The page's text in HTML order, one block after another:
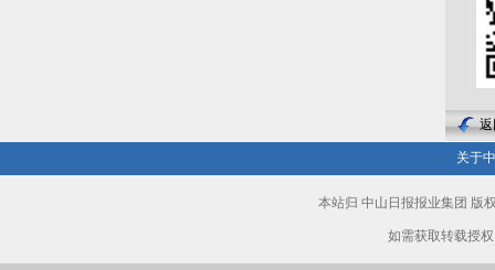
返
关于
本站归 中山日报报业集团 版
如需获取转载授